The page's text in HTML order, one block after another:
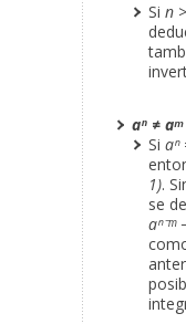
Si n
aⁿ ≠ aᵐ
Si aⁿ
1).
se
aⁿ⁻ᵐ